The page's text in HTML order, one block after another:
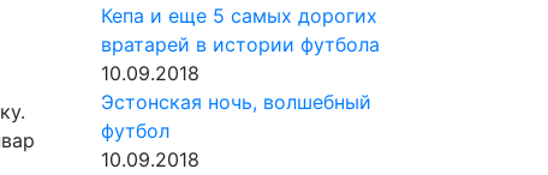
Кепа и еще 5 самых дорогих
вратарей в истории футбола
10.09.2018
Эстонская ночь, волшебный
футбол
10.09.2018